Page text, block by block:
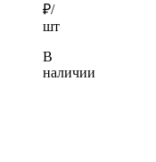
₽/
шт
В
наличии